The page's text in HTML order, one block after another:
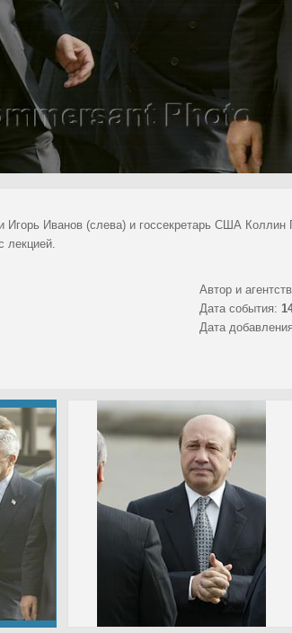
Игорь Иванов (слева) и госсекретарь США
лекцией.
Автор и
Дата события:
Дата